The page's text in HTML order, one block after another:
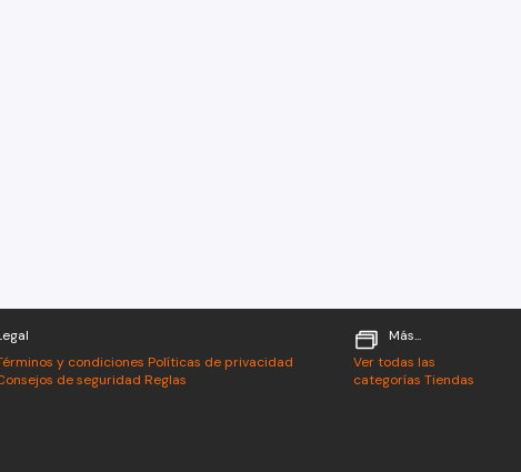
y condiciones Políticas de privacidad
de seguridad Reglas
Más...
Ver todas las
categorías Tiendas